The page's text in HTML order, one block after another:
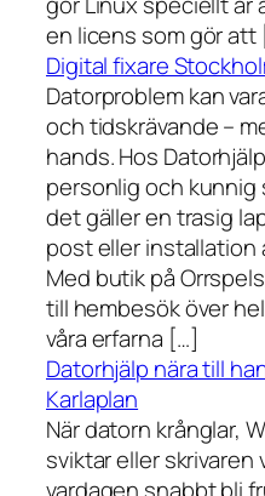
en licens som gör att
Digital fixare
Datorproblem kan
och tidskrävande –
hands. Hos
personlig och
det gäller en trasig
post eller installation
Med butik på
till hembesök över
våra erfarna […]
Datorhjälp nära till
Karlaplan
När datorn krånglar,
sviktar eller skrivaren